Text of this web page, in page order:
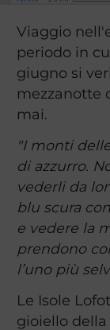
Viaggio
periodo in
giugno si
mezzanotte
mai.
"I monti
di azzurro.
vederli da
blu scura
e vedere la
prendono
l’uno più
Le Isole
gioiello